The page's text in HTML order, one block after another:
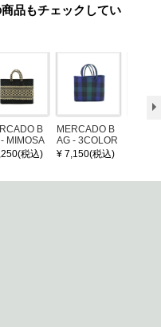
品もチェックしてい
B
MIMOSA
/ Crea
S)
税込)
MERCADO B
AG - 3COLOR
S CHECK - Bl
ack / Dark Gre
¥ 7,150(税込)